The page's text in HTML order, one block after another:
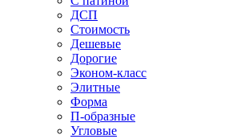
ДСП
Стоимость
Дешевые
Дорогие
Эконом-класс
Элитные
Форма
П-образные
Угловые